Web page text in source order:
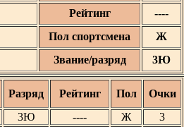
Рейтинг
----
Пол спортсмена
Ж
Звание/разряд 3Ю
Разряд Рейтинг Пол
Очки
3Ю ---- Ж
3